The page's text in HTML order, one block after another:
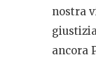
nostra
ancora